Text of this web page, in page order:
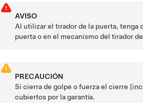
AVISO
Al utilizar el tirador de la puerta, tenga
puerta o en el mecanismo del tirador
PRECAUCIÓN
Si cierra de golpe o fuerza el cierre
cubiertos por la garantía.